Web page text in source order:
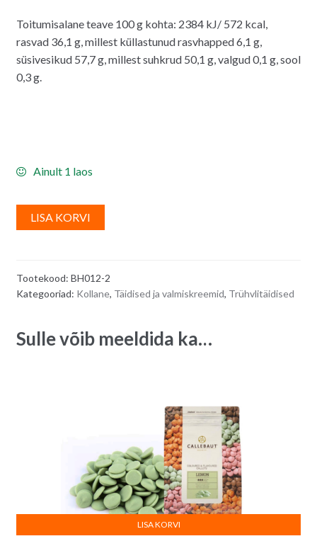
Toitumisalane teave 100 g kohta: 2384 kJ/ 572 kcal,
rasvad 36,1 g, millest küllastunud rasvhapped 6,1 g,
süsivesikud 57,7 g, millest suhkrud 50,1 g, valgud 0,1 g, sool
0,3 g.
Ainult 1 laos
LISA KORVI
l
r
n
t
Tootekood: BH012-2
Kategooriad: Kollane, Täidised ja valmiskreemid, Trühvlitäidised
Sulle võib meeldida ka…
LISA KORVI